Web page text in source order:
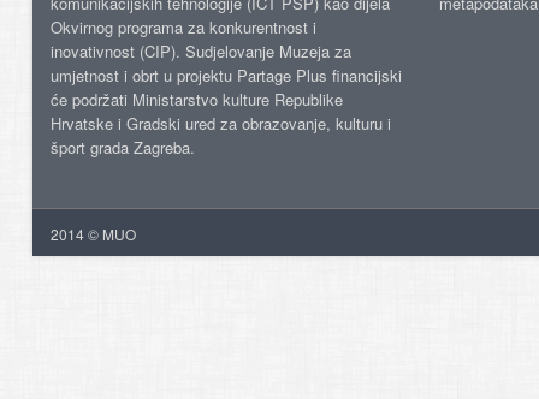
Okvirnog programa za konkurentnost i
inovativnost (CIP). Sudjelovanje Muzeja za
umjetnost i obrt u projektu Partage Plus financijski
će podržati Ministarstvo kulture Republike
Hrvatske i Gradski ured za obrazovanje, kulturu i
šport grada Zagreba.
2014 © MUO